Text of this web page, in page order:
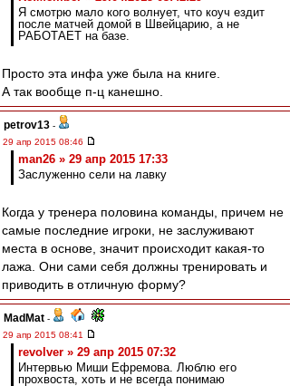
Я смотрю мало кого волнует, что коуч ездит
после матчей домой в Швейцарию, а не
РАБОТАЕТ на базе.
Просто эта инфа уже была на книге.
А так вообще п-ц канешно.
petrov13 -
29 апр 2015 08:46
man26 » 29 апр 2015 17:33
Заслуженно сели на лавку
Когда у тренера половина команды, причем не
самые последние игроки, не заслуживают
места в основе, значит происходит какая-то
лажа. Они сами себя должны тренировать и
приводить в отличную форму?
MadMat -
29 апр 2015 08:41
revolver » 29 апр 2015 07:32
Интервью Миши Ефремова. Люблю его
прохвоста, хоть и не всегда понимаю